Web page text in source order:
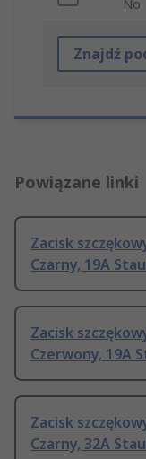
No
Znajdź
Powiązane linki
Zacisk
Czarny, 19A
Zacisk
Czerwony, 19A
Zacisk
Czarny, 32A